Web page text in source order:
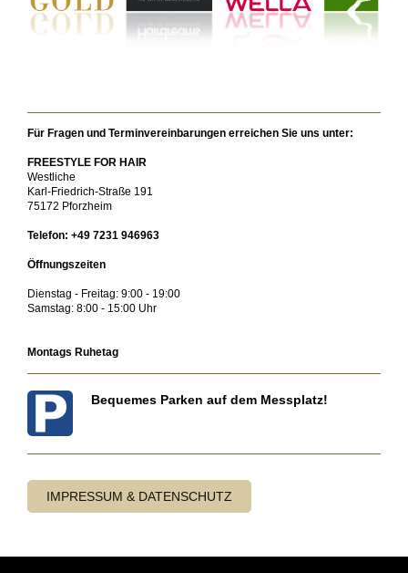
Für Fragen und Terminvereinbarungen erreichen Sie uns unter:
FREESTYLE FOR HAIR
Westliche
Karl-Friedrich-Straße 191
75172 Pforzheim
Telefon: +49 7231 946963
Öffnungszeiten
Dienstag - Freitag: 9:00 - 19:00
Samstag: 8:00 - 15:00 Uhr
Montags Ruhetag
Bequemes Parken auf dem Messplatz!
IMPRESSUM & DATENSCHUTZ